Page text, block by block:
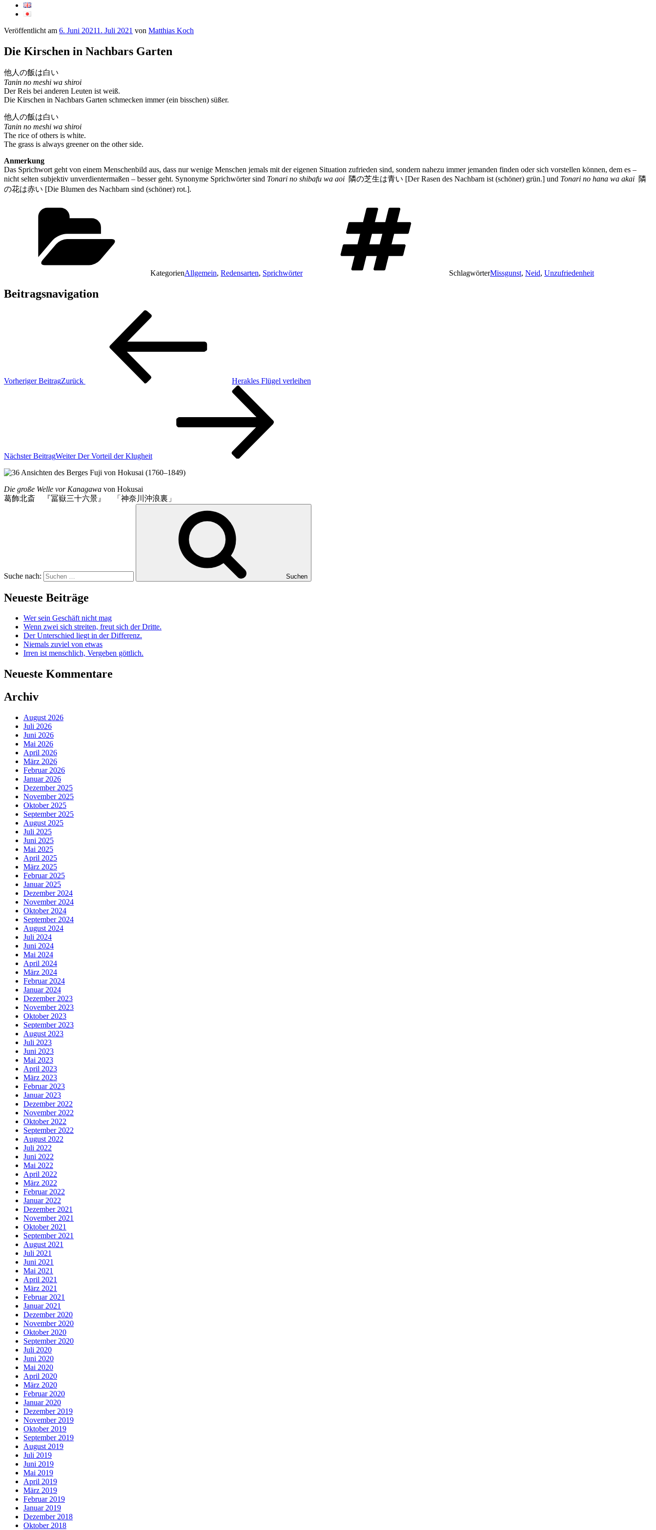
Veröffentlicht am 6. Juni 20211. Juli 2021 von Matthias Koch
Die Kirschen in Nachbars Garten
他人の飯は白い
Tanin no meshi wa shiroi
Der Reis bei anderen Leuten ist weiß.
Die Kirschen in Nachbars Garten schmecken immer (ein bisschen) süßer.
他人の飯は白い
Tanin no meshi wa shiroi
The rice of others is white.
The grass is always greener on the other side.
Anmerkung
Das Sprichwort geht von einem Menschenbild aus, dass nur wenige Menschen jemals mit der eigenen Situation zufrieden sind, sondern nahezu immer jemanden finden oder sich vorstellen können, dem es –
nicht selten subjektiv unverdientermaßen – besser geht. Synonyme Sprichwörter sind Tonari no shibafu wa aoi 隣の芝生は青い [Der Rasen des Nachbarn ist (schöner) grün.] und Tonari no hana wa akai 隣
の花は赤い [Die Blumen des Nachbarn sind (schöner) rot.].
KategorienAllgemein, Redensarten, Sprichwörter SchlagwörterMissgunst, Neid, Unzufriedenheit
Beitragsnavigation
Vorheriger BeitragZurück Herakles Flügel verleihen
Nächster BeitragWeiter Der Vorteil der Klugheit
Die große Welle vor Kanagawa von Hokusai
葛飾北斎 『冨嶽三十六景』 「神奈川沖浪裏」
Suche nach: Suchen
Neueste Beiträge
Wer sein Geschäft nicht mag
Wenn zwei sich streiten, freut sich der Dritte.
Der Unterschied liegt in der Differenz.
Niemals zuviel von etwas
Irren ist menschlich, Vergeben göttlich.
Neueste Kommentare
Archiv
August 2026
Juli 2026
Juni 2026
Mai 2026
April 2026
März 2026
Februar 2026
Januar 2026
Dezember 2025
November 2025
Oktober 2025
September 2025
August 2025
Juli 2025
Juni 2025
Mai 2025
April 2025
März 2025
Februar 2025
Januar 2025
Dezember 2024
November 2024
Oktober 2024
September 2024
August 2024
Juli 2024
Juni 2024
Mai 2024
April 2024
März 2024
Februar 2024
Januar 2024
Dezember 2023
November 2023
Oktober 2023
September 2023
August 2023
Juli 2023
Juni 2023
Mai 2023
April 2023
März 2023
Februar 2023
Januar 2023
Dezember 2022
November 2022
Oktober 2022
September 2022
August 2022
Juli 2022
Juni 2022
Mai 2022
April 2022
März 2022
Februar 2022
Januar 2022
Dezember 2021
November 2021
Oktober 2021
September 2021
August 2021
Juli 2021
Juni 2021
Mai 2021
April 2021
März 2021
Februar 2021
Januar 2021
Dezember 2020
November 2020
Oktober 2020
September 2020
Juli 2020
Juni 2020
Mai 2020
April 2020
März 2020
Februar 2020
Januar 2020
Dezember 2019
November 2019
Oktober 2019
September 2019
August 2019
Juli 2019
Juni 2019
Mai 2019
April 2019
März 2019
Februar 2019
Januar 2019
Dezember 2018
Oktober 2018